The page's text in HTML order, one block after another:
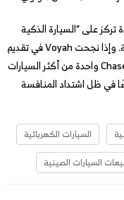
على “السيارة الذكية
عالية الأداء”، وليس مجرد سيارة كهربائية تقليدية. وإذا نجحت Voyah في تقديم
تجربة قيادة قوية وتسعير منافس، فقد تصبح Chase S واحدة من أكثر السيارات
في ظل اشتداد المنافسة
السيارات الكهربائية
السيارات الصينية